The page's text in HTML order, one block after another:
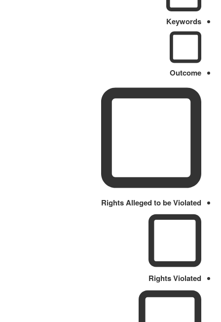
Keywords
Outcome
Rights Alleged to be Violated
Rights Violated